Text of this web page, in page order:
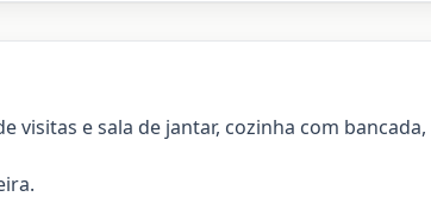
visitas e sala de jantar, cozinha com